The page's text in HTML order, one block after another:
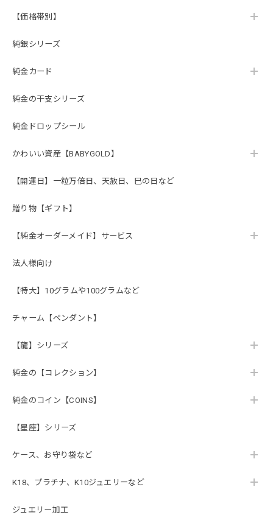
【価格帯別】
純銀シリーズ
純金カード
純金の干支シリーズ
純金ドロップシール
かわいい資産【BABYGOLD】
【開運日】一粒万倍日、天赦日、巳の日など
贈り物【ギフト】
【純金オーダーメイド】サービス
法人様向け
【特大】10グラムや100グラムなど
チャーム【ペンダント】
【龍】シリーズ
純金の【コレクション】
純金のコイン【COINS】
【星座】シリーズ
ケース、お守り袋など
K18、プラチナ、K10ジュエリーなど
ジュエリー加工